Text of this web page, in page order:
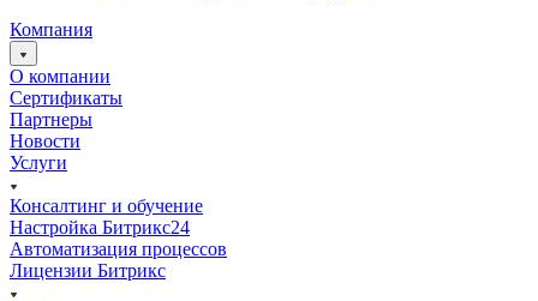
Компания
О компании
Сертификаты
Партнеры
Новости
Услуги
Консалтинг и обучение
Настройка Битрикс24
Автоматизация процессов
Лицензии Битрикс